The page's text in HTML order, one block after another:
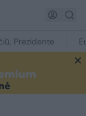
Prezidente